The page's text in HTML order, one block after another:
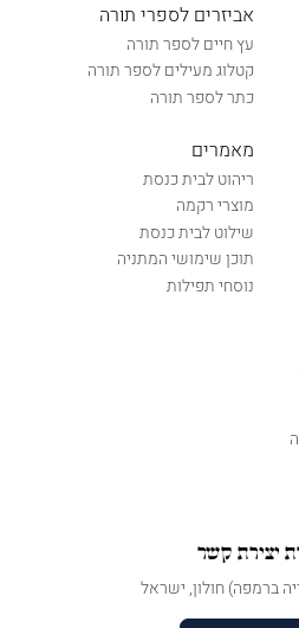
אביזרים לספרי תורה
עץ חיים לספר תורה
קטלוג מעילים לספר תורה
כתר לספר תורה
מאמרים
ריהוט לבית כנסת
מוצרי רקמה
שילוט לבית כנסת
תוכן שימושי המתניה
נוסחי תפילות
יצירת קשר